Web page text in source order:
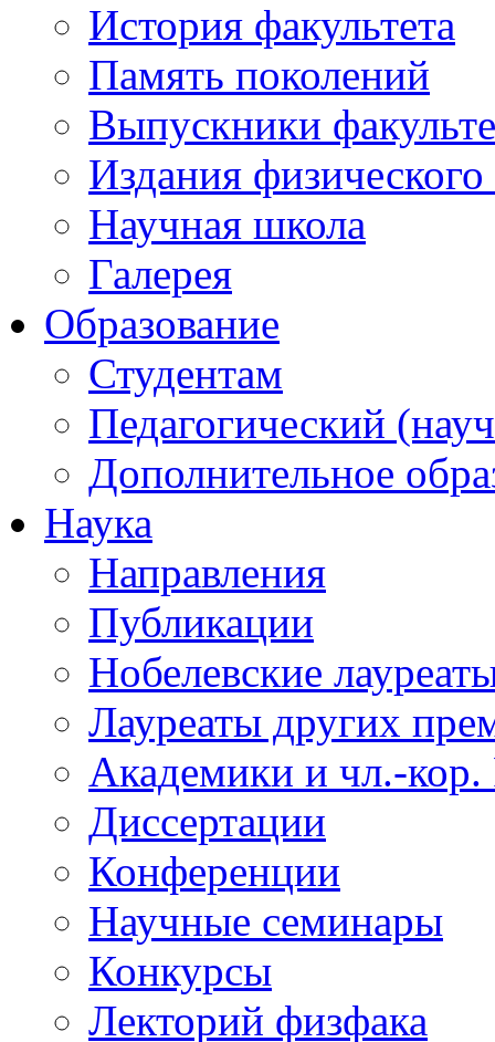
История факультета
Память поколений
Выпускники
Издания физического
Научная школа
Галерея
Образование
Студентам
Педагогический
Дополнительное
Наука
Направления
Публикации
Нобелевские
Лауреаты других
Академики и чл.-
Диссертации
Конференции
Научные семинары
Конкурсы
Лекторий физфака